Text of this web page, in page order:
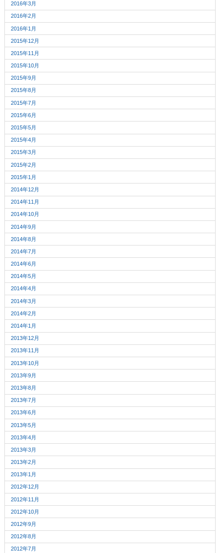
2016年3月
2016年2月
2016年1月
2015年12月
2015年11月
2015年10月
2015年9月
2015年8月
2015年7月
2015年6月
2015年5月
2015年4月
2015年3月
2015年2月
2015年1月
2014年12月
2014年11月
2014年10月
2014年9月
2014年8月
2014年7月
2014年6月
2014年5月
2014年4月
2014年3月
2014年2月
2014年1月
2013年12月
2013年11月
2013年10月
2013年9月
2013年8月
2013年7月
2013年6月
2013年5月
2013年4月
2013年3月
2013年2月
2013年1月
2012年12月
2012年11月
2012年10月
2012年9月
2012年8月
2012年7月